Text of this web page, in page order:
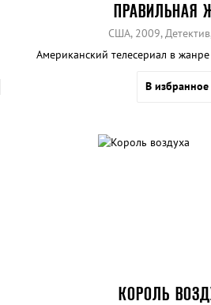
ПРАВИЛЬНАЯ
США, 2009,
Американский телесериал в
В избранное
КОРОЛЬ